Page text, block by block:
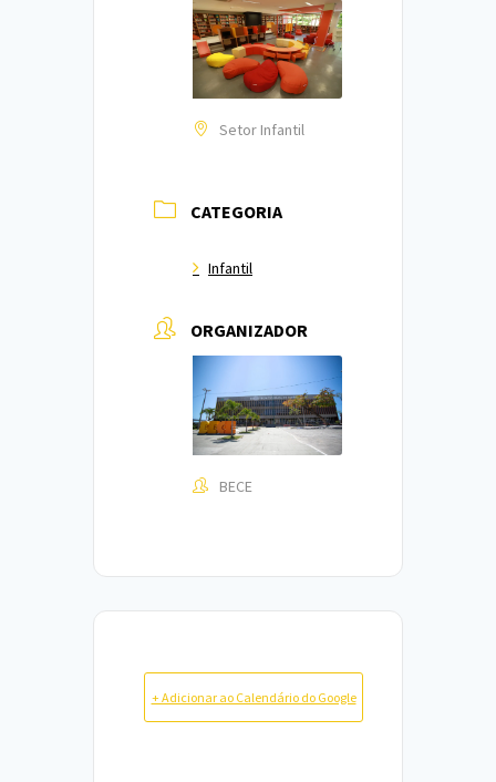
Setor Infantil
CATEGORIA
Infantil
ORGANIZADOR
BECE
+ Adicionar ao Calendário do Google